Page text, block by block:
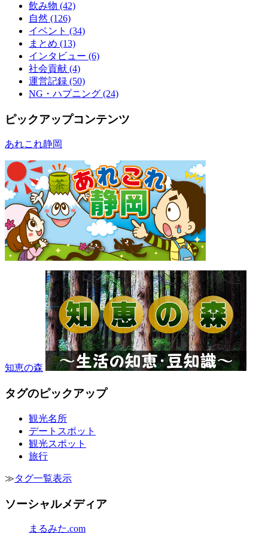
飲み物 (42)
自然 (126)
イベント (34)
まとめ (13)
インタビュー (6)
社会貢献 (4)
運営記録 (50)
NG・ハプニング (24)
ピックアップコンテンツ
あれこれ静岡
知恵の森
タグのピックアップ
観光名所
デートスポット
観光スポット
旅行
≫タグ一覧表示
ソーシャルメディア
まるみた.com